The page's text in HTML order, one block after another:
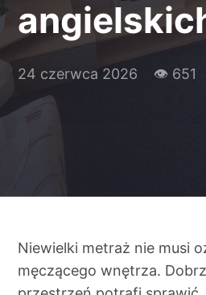
Kontakt
24 czerwca 2026 👁 651
Niewielki metraż nie musi
męczącego wnętrza.